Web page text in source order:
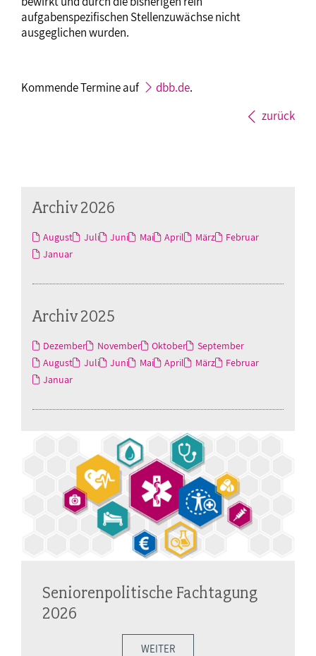
aufgabenspezifischen Stellenzuwächse nicht
ausgeglichen wurden.
Kommende Termine auf dbb.de.
zurück
Archiv 2026
August Juli Juni Mai April März
Februar
Januar
Archiv 2025
Dezember November Oktober
September
August
Juli Juni Mai April März
Februar
Januar
Seniorenpolitische Fachtagung
2026
WEITER